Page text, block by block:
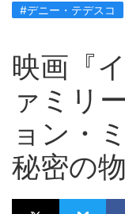
#デニー・テデスコ
映画『
ァミリ
ョン・
秘密の